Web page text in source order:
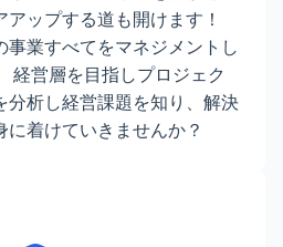
ップする道も開けます！
事業すべてをマネジメントし
経営層を目指しプロジェク
分析し経営課題を知り、解決
着けていきませんか？